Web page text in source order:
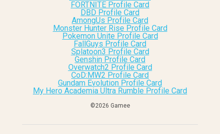
FORTNITE Profile Card
DBD Profile Card
AmongUs Profile Card
Monster Hunter Rise Profile Card
Pokemon Unite Profile Card
FallGuys Profile Card
Splatoon3 Profile Card
Genshin Profile Card
Overwatch2 Profile Card
CoD:MW2 Profile Card
Gundam Evolution Profile Card
My Hero Academia Ultra Rumble Profile Card
©︎2026 Gamee